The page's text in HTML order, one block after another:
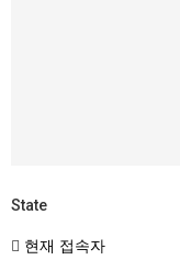
State
현재 접속자